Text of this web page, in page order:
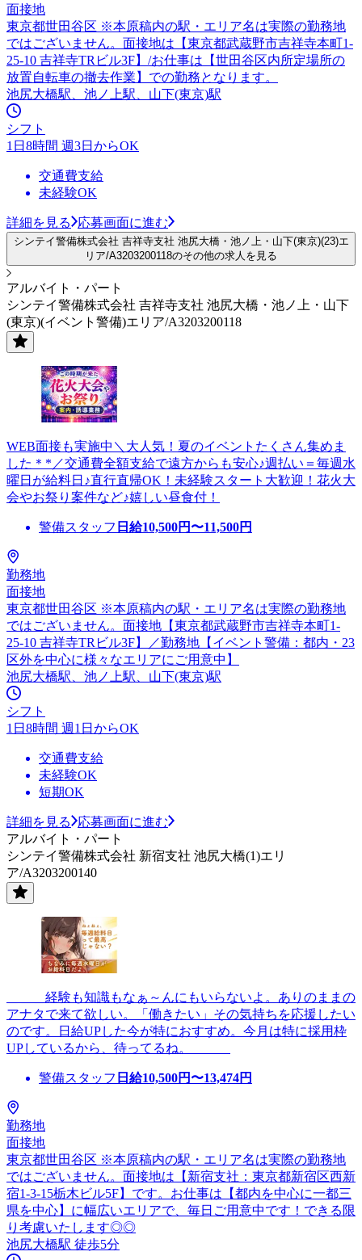
面接地
東京都世田谷区 ※本原稿内の駅・エリア名は実際の勤務地
ではございません。面接地は【東京都武蔵野市吉祥寺本町1-
25-10 吉祥寺TRビル3F】/お仕事は【世田谷区内所定場所の
放置自転車の撤去作業】での勤務となります。
池尻大橋駅、池ノ上駅、山下(東京)駅
シフト
1日8時間 週3日からOK
交通費支給
未経験OK
詳細を見る 応募画面に進む
シンテイ警備株式会社 吉祥寺支社 池尻大橋・池ノ上・山下(東京)(23)エ
リア/A3203200118のその他の求人を見る
アルバイト・パート
シンテイ警備株式会社 吉祥寺支社 池尻大橋・池ノ上・山下
(東京)(イベント警備)エリア/A3203200118
WEB面接も実施中＼大人気！夏のイベントたくさん集めま
した＊*／交通費全額支給で遠方からも安心♪週払い＝毎週水
曜日が給料日♪直行直帰OK！未経験スタート大歓迎！花火大
会やお祭り案件など♪嬉しい昼食付！
警備スタッフ 日給10,500円〜11,500円
勤務地
面接地
東京都世田谷区 ※本原稿内の駅・エリア名は実際の勤務地
ではございません。面接地【東京都武蔵野市吉祥寺本町1-
25-10 吉祥寺TRビル3F】／勤務地【イベント警備：都内・23
区外を中心に様々なエリアにご用意中】
池尻大橋駅、池ノ上駅、山下(東京)駅
シフト
1日8時間 週1日からOK
交通費支給
未経験OK
短期OK
詳細を見る
応募画面に進む
アルバイト・パート
シンテイ警備株式会社 新宿支社 池尻大橋(1)エリ
ア/A3203200140
＿＿＿経験も知識もなぁ～んにもいらないよ。ありのままの
アナタで来て欲しい。「働きたい」その気持ちを応援したい
のです。日給UPした今が特におすすめ。今月は特に採用枠
UPしているから、待ってるね。＿＿＿
警備スタッフ 日給10,500円〜13,474円
勤務地
面接地
東京都世田谷区 ※本原稿内の駅・エリア名は実際の勤務地
ではございません。面接地は【新宿支社：東京都新宿区西新
宿1-3-15栃木ビル5F】です。お仕事は【都内を中心に一都三
県を中心】に幅広いエリアで、毎日ご用意中です！できる限
り考慮いたします◎◎
池尻大橋駅 徒歩5分